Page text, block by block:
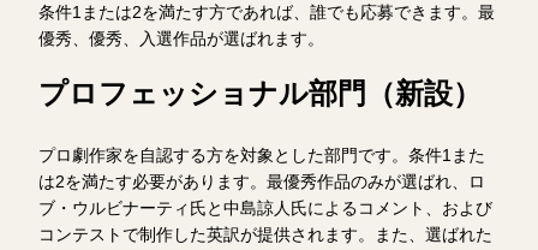
条件1または2を満たす方であれば、誰でも応募できます。最
優秀、優秀、入選作品が選ばれます。
プロフェッショナル部門（新設）
プロ劇作家を自認する方を対象とした部門です。条件1また
は2を満たす必要があります。最優秀作品のみが選ばれ、ロ
ブ・ウルビナーティ氏と中島諒人氏によるコメント、および
コンテストで制作した英訳が提供されます。また、選ばれた